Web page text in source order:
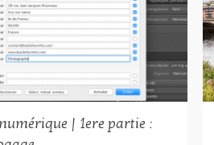
| 1ere partie :